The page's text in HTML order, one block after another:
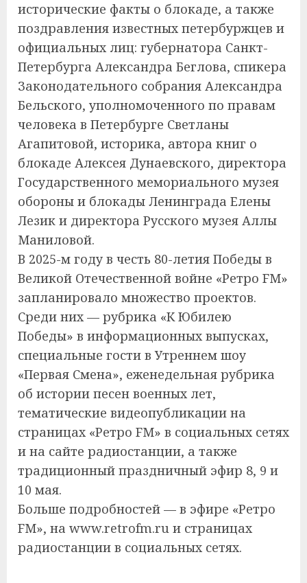
исторические факты о блокаде, а также
поздравления известных петербуржцев и
официальных лиц: губернатора Санкт-
Петербурга Александра Беглова, спикера
Законодательного собрания Александра
Бельского, уполномоченного по правам
человека в Петербурге Светланы
Агапитовой, историка, автора книг о
блокаде Алексея Дунаевского, директора
Государственного мемориального музея
обороны и блокады Ленинграда Елены
Лезик и директора Русского музея Аллы
Маниловой.
В 2025-м году в честь 80-летия Победы в
Великой Отечественной войне «Ретро FM»
запланировало множество проектов.
Среди них — рубрика «К Юбилею
Победы» в информационных выпусках,
специальные гости в Утреннем шоу
«Первая Смена», еженедельная рубрика
об истории песен военных лет,
тематические видеопубликации на
страницах «Ретро FM» в социальных сетях
и на сайте радиостанции, а также
традиционный праздничный эфир 8, 9 и
10 мая.
Больше подробностей — в эфире «Ретро
FM», на www.retrofm.ru и страницах
радиостанции в социальных сетях.